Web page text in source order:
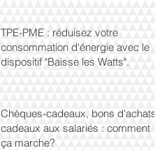
TPE-PME : réduisez votre
consommation d'énergie avec le
dispositif "Baisse les Watts".
Chèques-cadeaux, bons d'achats,
cadeaux aux salariés : comment
ça marche?